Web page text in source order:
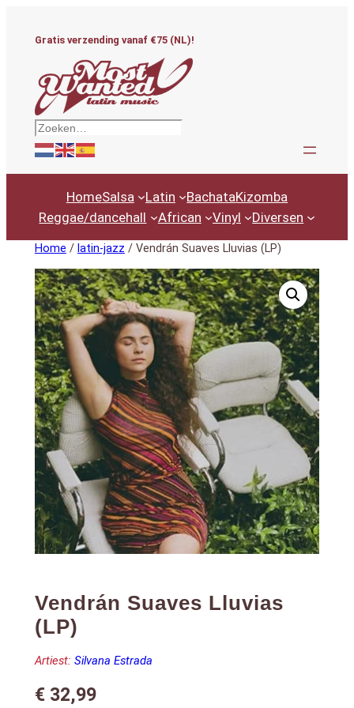
Gratis verzending vanaf €75 (NL)!
Zoeken
HomeSalsa Latin BachataKizomba
Reggae/dancehall
African Vinyl Diversen
Home / latin-jazz / Vendrán Suaves Lluvias (LP)
Vendrán Suaves Lluvias
(LP)
Artiest: Silvana Estrada
€32,99